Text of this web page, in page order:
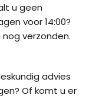
u geen
voor 14:00?
verzonden.
advies
Of komt u er